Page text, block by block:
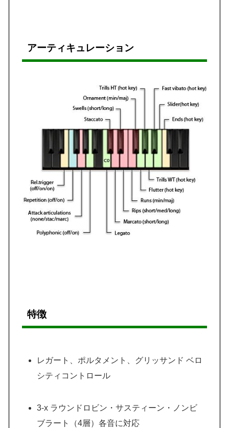
アーティキュレーション
特徴
レガート、ポルタメント、グリッサンド ベロ
シティコントロール
3-x ラウンドロビン・サスティーン・ノンビ
ブラート（4層）各音に対応